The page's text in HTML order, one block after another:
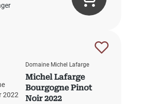
Domaine Michel Lafarge
Michel Lafarge
Bourgogne Pinot
Noir 2022